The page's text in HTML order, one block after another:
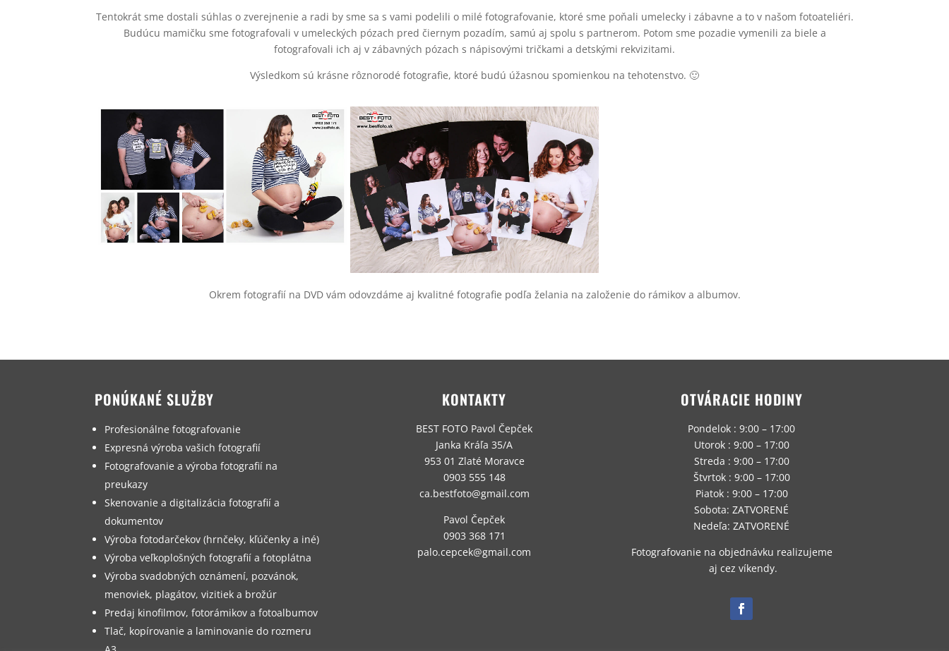
Tentokrát sme dostali súhlas o zverejnenie a radi by sme sa s vami podelili o milé fotografovanie, ktoré sme poňali umelecky i zábavne a to v našom fotoateliéri.
Budúcu mamičku sme fotografovali v umeleckých pózach pred čiernym pozadím, samú aj spolu s partnerom. Potom sme pozadie vymenili za biele a
fotografovali ich aj v zábavných pózach s nápisovými tričkami a detskými rekvizitami.
Výsledkom sú krásne rôznorodé fotografie, ktoré budú úžasnou spomienkou na tehotenstvo. 🙂
Okrem fotografií na DVD vám odovzdáme aj kvalitné fotografie podľa želania na založenie do rámikov a albumov.
PONÚKANÉ SLUŽBY
Profesionálne fotografovanie
Expresná výroba vašich fotografií
Fotografovanie a výroba fotografií na
preukazy
Skenovanie a digitalizácia fotografií a
dokumentov
Výroba fotodarčekov (hrnčeky, kľúčenky a iné)
Výroba veľkoplošných fotografií a fotoplátna
Výroba svadobných oznámení, pozvánok,
menoviek, plagátov, vizitiek a brožúr
Predaj kinofilmov, fotorámikov a fotoalbumov
Tlač, kopírovanie a laminovanie do rozmeru
KONTAKTY
BEST FOTO Pavol Čepček
Janka Kráľa 35/A
953 01 Zlaté Moravce
0903 555 148
ca.bestfoto@gmail.com
Pavol Čepček
0903 368 171
palo.cepcek@gmail.com
OTVÁRACIE HODINY
Pondelok : 9:00 – 17:00
Utorok : 9:00 – 17:00
Streda : 9:00 – 17:00
Štvrtok : 9:00 – 17:00
Piatok : 9:00 – 17:00
Sobota: ZATVORENÉ
Nedeľa: ZATVORENÉ
Fotografovanie na objednávku realizujeme
aj cez víkendy.